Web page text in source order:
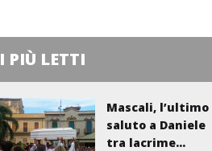
I PIÙ LETTI
Mascali, l’ultimo
saluto a Daniele
tra lacrime...